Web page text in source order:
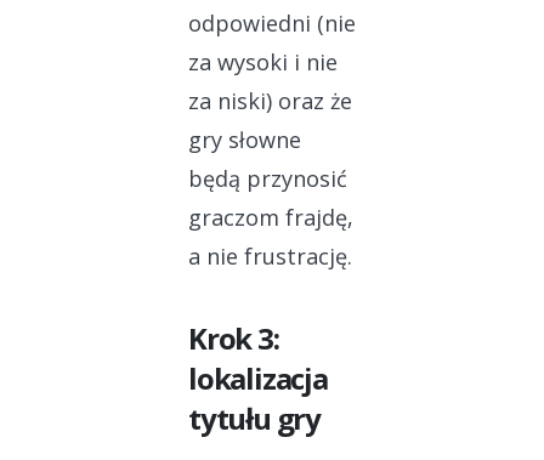
odpowiedni (nie
za wysoki i nie
za niski) oraz że
gry słowne
będą przynosić
graczom frajdę,
a nie frustrację.
Krok 3:
lokalizacja
tytułu gry